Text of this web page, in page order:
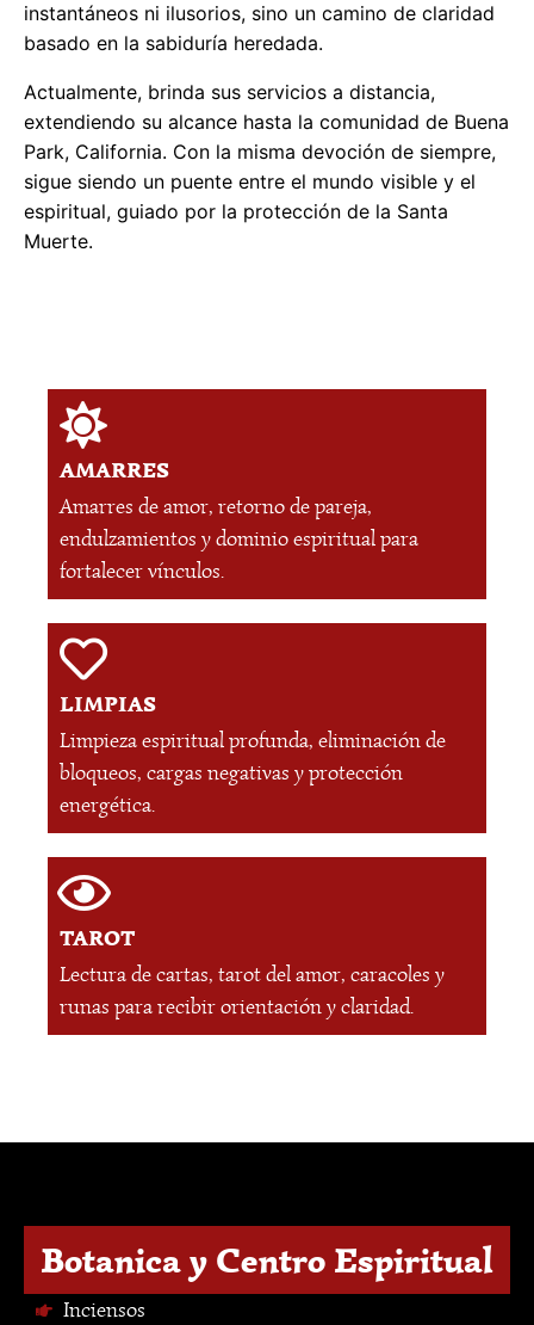
instantáneos ni ilusorios, sino un camino de claridad
basado en la sabiduría heredada.
Actualmente, brinda sus servicios a distancia,
extendiendo su alcance hasta la comunidad de Buena
Park, California. Con la misma devoción de siempre,
sigue siendo un puente entre el mundo visible y el
espiritual, guiado por la protección de la Santa
Muerte.
AMARRES
Amarres de amor, retorno de pareja,
endulzamientos y dominio espiritual para
fortalecer vínculos.
LIMPIAS
Limpieza espiritual profunda, eliminación de
bloqueos, cargas negativas y protección
energética.
TAROT
Lectura de cartas, tarot del amor, caracoles y
runas para recibir orientación y claridad.
Botanica y Centro Espiritual
Inciensos